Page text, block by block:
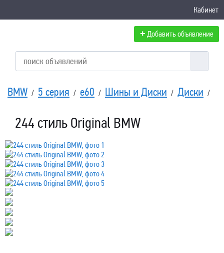
Кабинет
+ Добавить объявление
BMW / 5 серия / e60 / Шины и Диски / Диски /
244 стиль Original BMW